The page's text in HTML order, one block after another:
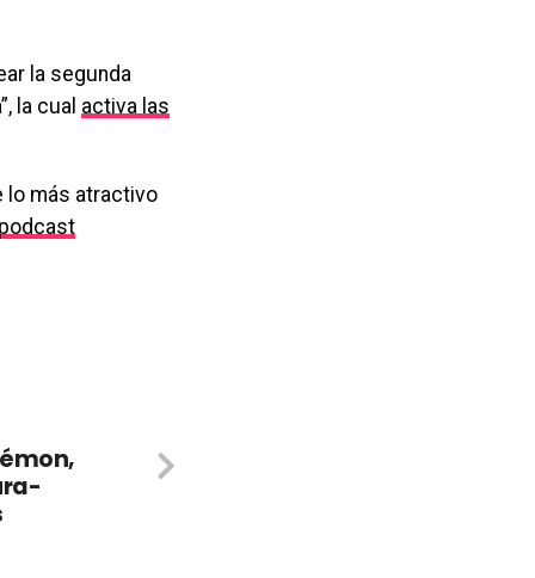
la segunda
la cual activa las
lo más atractivo